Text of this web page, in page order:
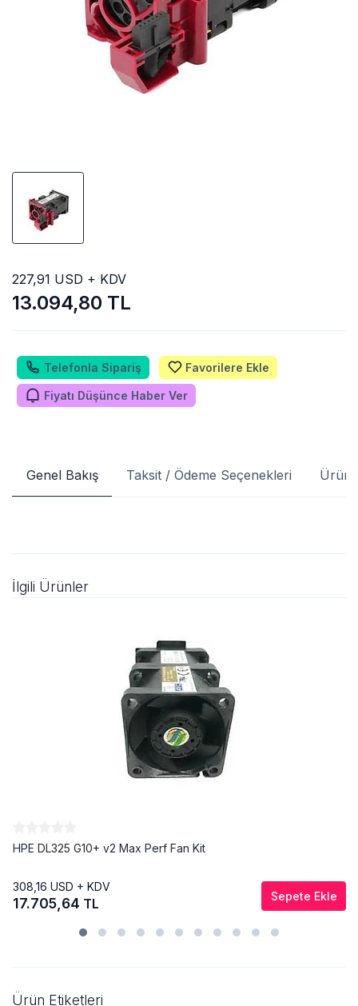
13.094,80 TL
227,91 USD + KDV
Telefonla Sipariş Favorilere Ekle
Fiyatı Düşünce Haber Ver
Genel Bakış Taksit / Ödeme Seçenekleri Ürün
İlgili Ürünler
HPE DL325 G10+ v2 Max Perf Fan Kit
308,16 USD + KDV
17.705,64 TL Sepete Ekle
Ürün Etiketleri